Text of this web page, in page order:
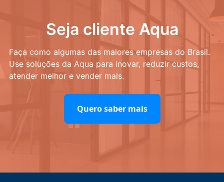
Seja cliente Aqua
Faça como algumas das maiores empresas do Brasil.
Use soluções da Aqua para inovar, reduzir custos,
atender melhor e vender mais.
Quero saber mais